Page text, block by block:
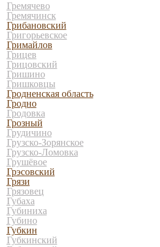
Гремячево
Гремячинск
Грибановский
Григорьевское
Гримайлов
Грицев
Грицовский
Гришино
Гришковцы
Гродненская область
Гродно
Гродовка
Грозный
Грудичино
Грузско-Зорянское
Грузско-Ломовка
Грушёвое
Грэсовский
Грязи
Грязовец
Губаха
Губиниха
Губино
Губкин
Губкинский